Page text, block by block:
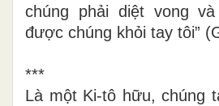
chúng phải diệt vong
được chúng khỏi tay tôi”
***
Là một Ki-tô hữu, chúng